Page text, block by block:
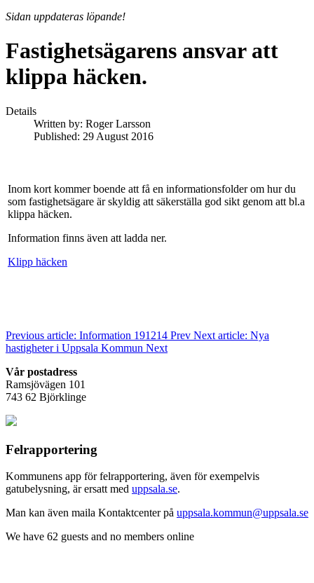
Sidan uppdateras löpande!
Fastighetsägarens ansvar att
klippa häcken.
Details
Written by: Roger Larsson
Published: 29 August 2016
Inom kort kommer boende att få en informationsfolder om hur du
som fastighetsägare är skyldig att säkerställa god sikt genom att bl.a
klippa häcken.
Information finns även att ladda ner.
Klipp häcken
Previous article: Information 191214 Prev Next article: Nya
hastigheter i Uppsala Kommun Next
Vår postadress
Ramsjövägen 101
743 62 Björklinge
Felrapportering
Kommunens app för felrapportering, även för exempelvis
gatubelysning, är ersatt med uppsala.se.
Man kan även maila Kontaktcenter på uppsala.kommun@uppsala.se
We have 62 guests and no members online